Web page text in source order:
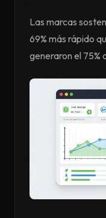
Las marcas
69% más rápido
generaron el 75%